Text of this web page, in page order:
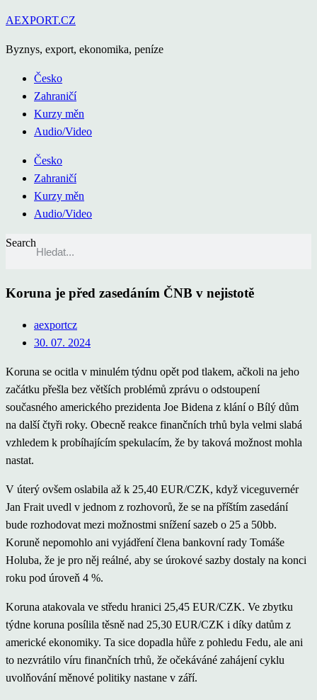
Přejít
obsahu
AEXPORT.CZ
Byznys, export, ekonomika, peníze
Česko
Zahraničí
Kurzy měn
Audio/Video
Česko
Zahraničí
Kurzy měn
Audio/Video
Search
Koruna je před zasedáním ČNB v nejistotě
aexportcz
30. 07. 2024
Koruna se ocitla v minulém týdnu opět pod tlakem, ačkoli na jeho
začátku přešla bez větších problémů zprávu o odstoupení
současného amerického prezidenta Joe Bidena z klání o Bílý dům
na další čtyři roky. Obecně reakce finančních trhů byla velmi slabá
vzhledem k probíhajícím spekulacím, že by taková možnost mohla
nastat.
V úterý ovšem oslabila až k 25,40 EUR/CZK, když viceguvernér
Jan Frait uvedl v jednom z rozhovorů, že se na příštím zasedání
bude rozhodovat mezi možnostmi snížení sazeb o 25 a 50bb.
Koruně nepomohlo ani vyjádření člena bankovní rady Tomáše
Holuba, že je pro něj reálné, aby se úrokové sazby dostaly na konci
roku pod úroveň 4 %.
Koruna atakovala ve středu hranici 25,45 EUR/CZK. Ve zbytku
týdne koruna posílila těsně nad 25,30 EUR/CZK i díky datům z
americké ekonomiky. Ta sice dopadla hůře z pohledu Fedu, ale ani
to nezvrátilo víru finančních trhů, že očekáváné zahájení cyklu
uvolňování měnové politiky nastane v září.